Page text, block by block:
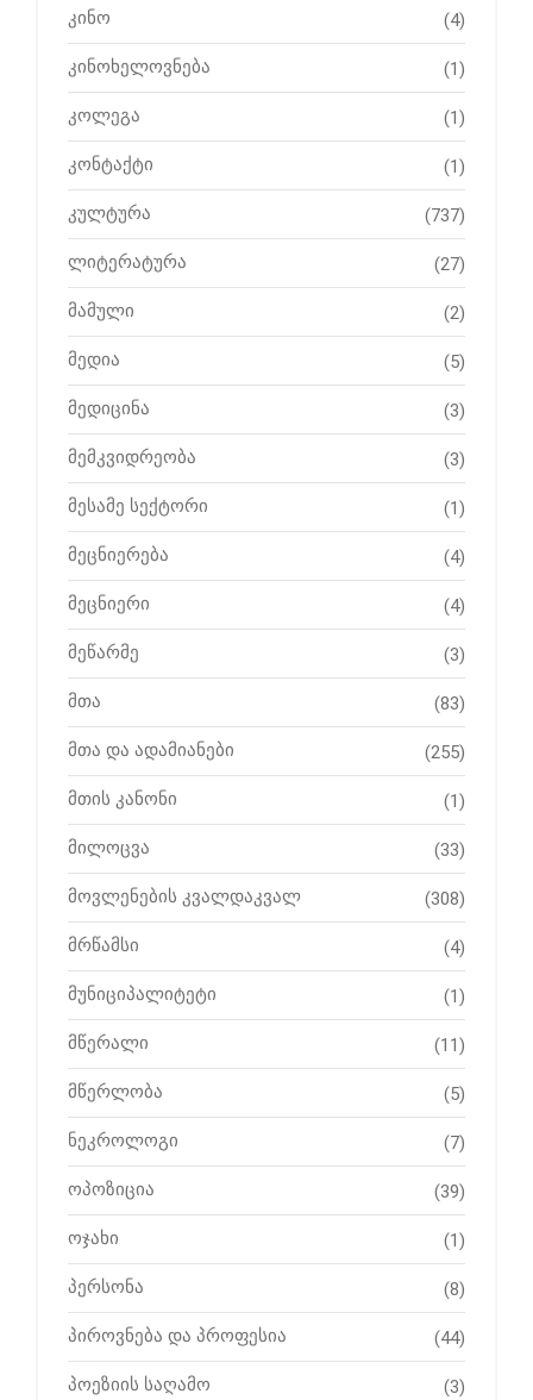
კინო (4)
კინოხელოვნება (1)
კოლეგა (1)
კონტაქტი (1)
კულტურა (737)
ლიტერატურა (27)
მამული (2)
მედია (5)
მედიცინა (3)
მემკვიდრეობა (3)
მესამე სექტორი (1)
მეცნიერება (4)
მეცნიერი (4)
მეწარმე (3)
მთა (83)
მთა და ადამიანები (255)
მთის კანონი (1)
მილოცვა (33)
მოვლენების კვალდაკვალ (308)
მრწამსი (4)
მუნიციპალიტეტი (1)
მწერალი (11)
მწერლობა (5)
ნეკროლოგი (7)
ოპოზიცია (39)
ოჯახი (1)
პერსონა (8)
პიროვნება და პროფესია (44)
პოეზიის საღამო (3)